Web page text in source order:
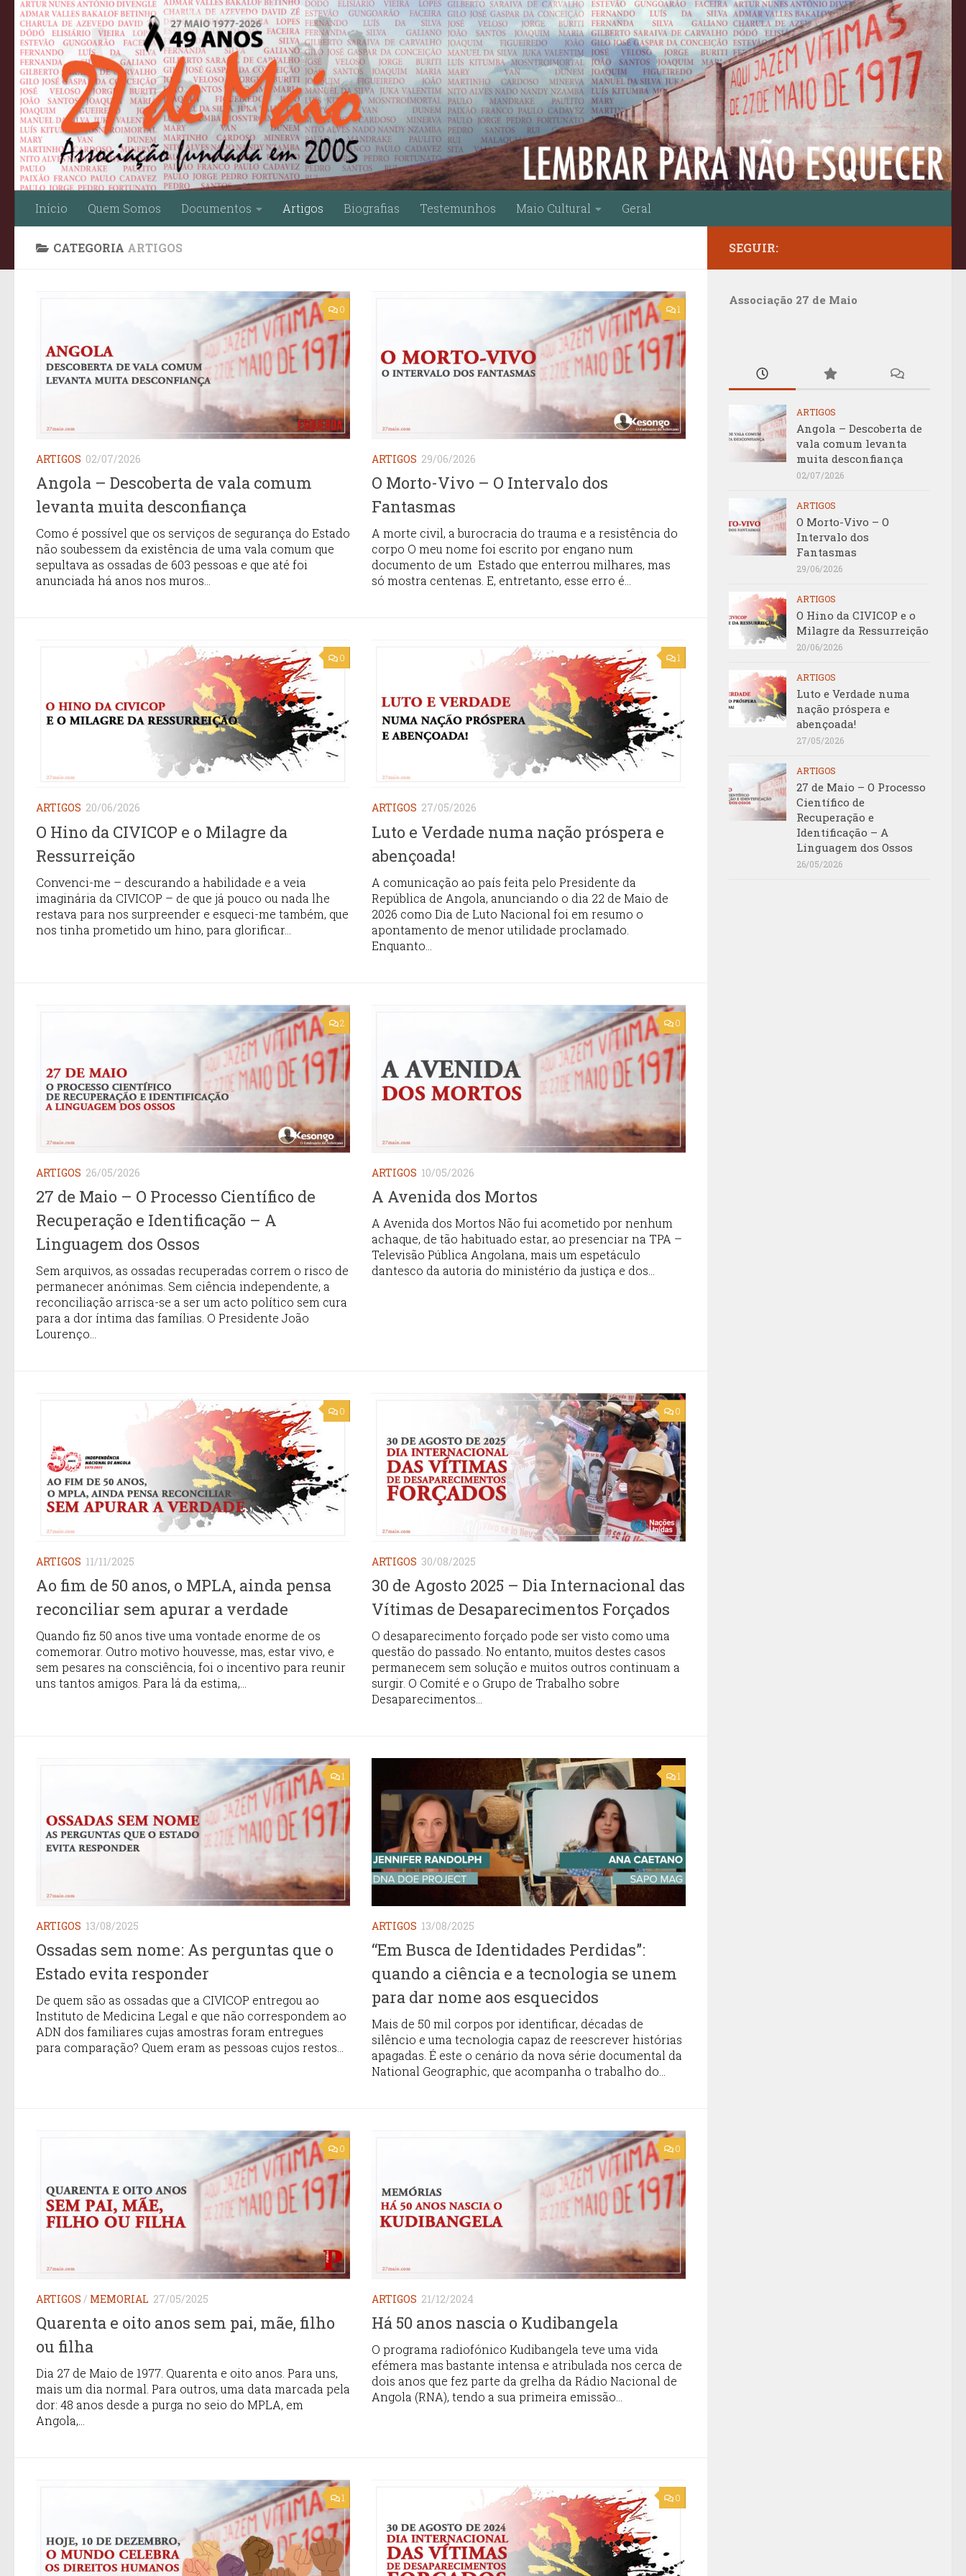
Skip to content
Início Quem Somos Documentos Artigos Biografias Testemunhos Maio Cultural Geral
CATEGORIA ARTIGOS
0
ARTIGOS 02/07/2026
Angola – Descoberta de vala comum
levanta muita desconfiança
Como é possível que os serviços de segurança do Estado
não soubessem da existência de uma vala comum que
sepultava as ossadas de 603 pessoas e que até foi
anunciada há anos nos muros...
1
ARTIGOS 29/06/2026
O Morto-Vivo – O Intervalo dos
Fantasmas
A morte civil, a burocracia do trauma e a resistência do
corpo O meu nome foi escrito por engano num
documento de um Estado que enterrou milhares, mas
só mostra centenas. E, entretanto, esse erro é...
0
ARTIGOS 20/06/2026
O Hino da CIVICOP e o Milagre da
Ressurreição
Convenci-me – descurando a habilidade e a veia
imaginária da CIVICOP – de que já pouco ou nada lhe
restava para nos surpreender e esqueci-me também, que
nos tinha prometido um hino, para glorificar...
1
ARTIGOS 27/05/2026
Luto e Verdade numa nação próspera e
abençoada!
A comunicação ao país feita pelo Presidente da
República de Angola, anunciando o dia 22 de Maio de
2026 como Dia de Luto Nacional foi em resumo o
apontamento de menor utilidade proclamado.
Enquanto...
2
ARTIGOS 26/05/2026
27 de Maio – O Processo Científico de
Recuperação e Identificação – A
Linguagem dos Ossos
Sem arquivos, as ossadas recuperadas correm o risco de
permanecer anónimas. Sem ciência independente, a
reconciliação arrisca-se a ser um acto político sem cura
para a dor íntima das famílias. O Presidente João
Lourenço...
0
ARTIGOS 10/05/2026
A Avenida dos Mortos
A Avenida dos Mortos Não fui acometido por nenhum
achaque, de tão habituado estar, ao presenciar na TPA –
Televisão Pública Angolana, mais um espetáculo
dantesco da autoria do ministério da justiça e dos...
0
ARTIGOS 11/11/2025
Ao fim de 50 anos, o MPLA, ainda pensa
reconciliar sem apurar a verdade
Quando fiz 50 anos tive uma vontade enorme de os
comemorar. Outro motivo houvesse, mas, estar vivo, e
sem pesares na consciência, foi o incentivo para reunir
uns tantos amigos. Para lá da estima,...
0
ARTIGOS 30/08/2025
30 de Agosto 2025 – Dia Internacional das
Vítimas de Desaparecimentos Forçados
O desaparecimento forçado pode ser visto como uma
questão do passado. No entanto, muitos destes casos
permanecem sem solução e muitos outros continuam a
surgir. O Comité e o Grupo de Trabalho sobre
Desaparecimentos...
1
ARTIGOS 13/08/2025
Ossadas sem nome: As perguntas que o
Estado evita responder
De quem são as ossadas que a CIVICOP entregou ao
Instituto de Medicina Legal e que não correspondem ao
ADN dos familiares cujas amostras foram entregues
para comparação? Quem eram as pessoas cujos restos...
1
ARTIGOS 13/08/2025
“Em Busca de Identidades Perdidas”:
quando a ciência e a tecnologia se unem
para dar nome aos esquecidos
Mais de 50 mil corpos por identificar, décadas de
silêncio e uma tecnologia capaz de reescrever histórias
apagadas. É este o cenário da nova série documental da
National Geographic, que acompanha o trabalho do...
0
ARTIGOS / MEMORIAL 27/05/2025
Quarenta e oito anos sem pai, mãe, filho
ou filha
Dia 27 de Maio de 1977. Quarenta e oito anos. Para uns,
mais um dia normal. Para outros, uma data marcada pela
dor: 48 anos desde a purga no seio do MPLA, em
Angola,...
0
ARTIGOS 21/12/2024
Há 50 anos nascia o Kudibangela
O programa radiofónico Kudibangela teve uma vida
efémera mas bastante intensa e atribulada nos cerca de
dois anos que fez parte da grelha da Rádio Nacional de
Angola (RNA), tendo a sua primeira emissão...
1 0
SEGUIR:
Associação 27 de Maio
ARTIGOS
Angola – Descoberta de
vala comum levanta
muita desconfiança
02/07/2026
ARTIGOS
O Morto-Vivo – O
Intervalo dos
Fantasmas
29/06/2026
ARTIGOS
O Hino da CIVICOP e o
Milagre da Ressurreição
20/06/2026
ARTIGOS
Luto e Verdade numa
nação próspera e
abençoada!
27/05/2026
ARTIGOS
27 de Maio – O Processo
Científico de
Recuperação e
Identificação – A
Linguagem dos Ossos
26/05/2026